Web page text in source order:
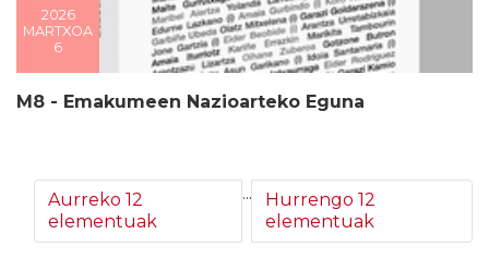
2026
MARTXOA
6
M8 - Emakumeen Nazioarteko Eguna
Aurreko 12
elementuak
...
Hurrengo 12
elementuak